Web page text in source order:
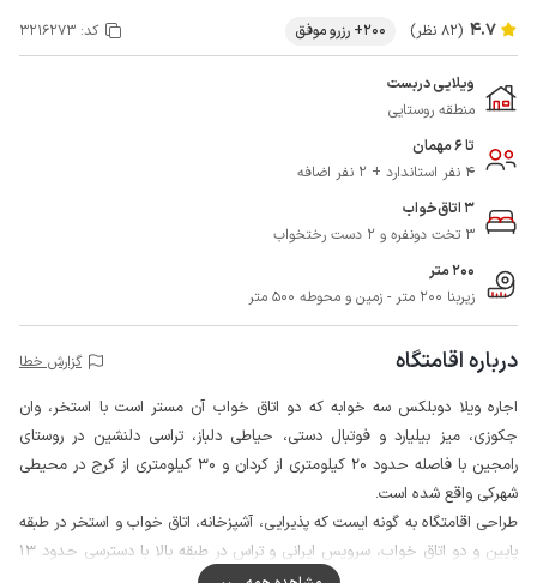
4.7 (82 نظر) 200+ رزرو موفق کد: 3216273
ویلایی دربست
منطقه روستایی
تا 6 مهمان
4 نفر استاندارد + 2 نفر اضافه
3 اتاق‌خواب
3 تخت دونفره و 2 دست رختخواب
200 متر
زیربنا 200 متر - زمین و محوطه 500 متر
درباره اقامتگاه گزارش خطا
اجاره ویلا دوبلکس سه خوابه که دو اتاق خواب آن مستر است با استخر، وان
جکوزی، میز بیلیارد و فوتبال دستی، حیاطی دلباز، تراسی دلنشین در روستای
رامجین با فاصله حدود 20 کیلومتری از کردان و 30 کیلومتری از کرج در محیطی
شهرکی واقع شده است.
طراحی اقامتگاه به گونه ایست که پذیرایی، آشپزخانه، اتاق خواب و استخر در طبقه
پایین و دو اتاق خواب، سرویس ایرانی و تراس در طبقه بالا با دسترسی حدود 13